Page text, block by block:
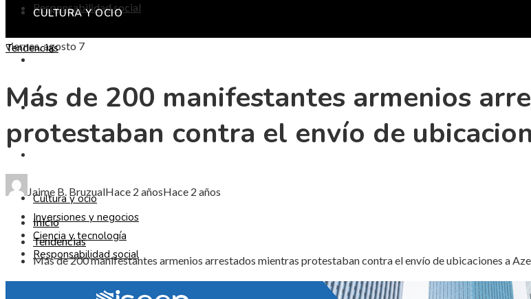
Responsabilidad social
viernes, agosto 7
CULTURA Y OCIO
CIENCIA Y TECNOLOGÍA
Cultura y ocio
Inversiones y negocios
Ciencia y tecnología
Responsabilidad social
Tendencias
Más de 200 manifestantes armenios
protestaban contra el envío de
Jaime B. BruzualHace 2 añosHace 2 años
Inicio
Tendencias
Más de 200 manifestantes armenios arrestados mientras protestaban contra el envío de ubicaciones a